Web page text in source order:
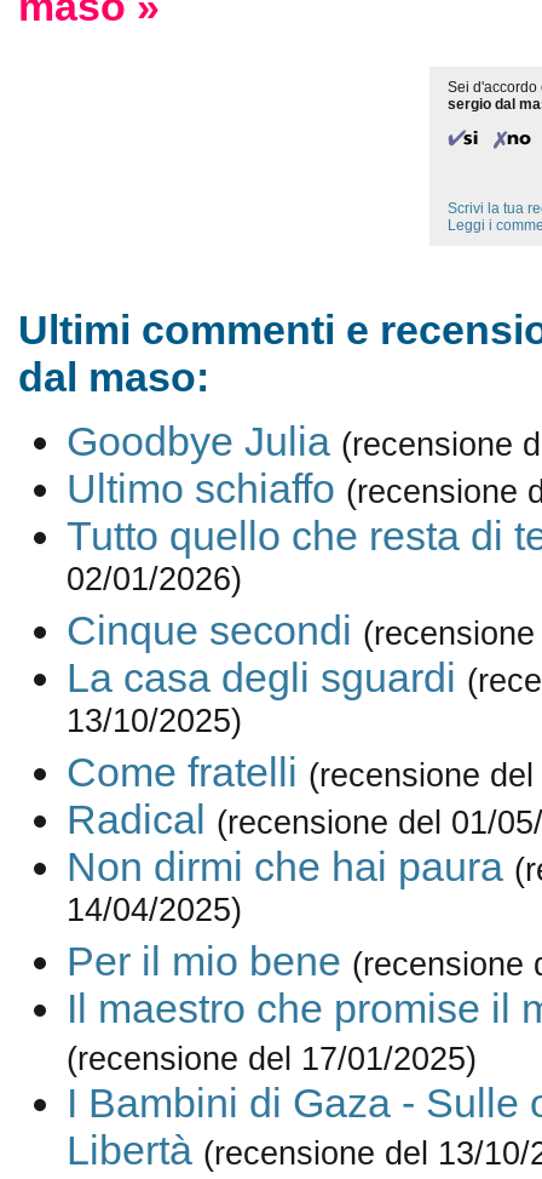
Sei d'accordo
sergio dal
Scrivi la tua
Leggi i
Ultimi commenti e
dal maso:
Goodbye Julia (recensione
Ultimo schiaffo (recensione
Tutto quello che resta di
02/01/2026)
Cinque secondi
La casa degli sguardi
13/10/2025)
Come fratelli (recensione
Radical (recensione del 01/
Non dirmi che hai paura
14/04/2025)
Per il mio bene (recensione
Il maestro che promise il
(recensione del 17/01/2025)
I Bambini di Gaza - Sulle
Libertà (recensione del 13/10/